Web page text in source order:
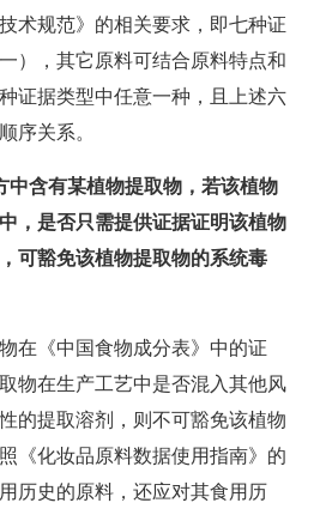
术规范》的相关要求，即七种证
），其它原料可结合原料特点和
证据类型中任意一种，且上述六
序关系。
含有某植物提取物，若该植物
，是否只需提供证据证明该植物
可豁免该植物提取物的系统毒
《中国食物成分表》中的证
物在生产工艺中是否混入其他风
的提取溶剂，则不可豁免该植物
《化妆品原料数据使用指南》的
历史的原料，还应对其食用历